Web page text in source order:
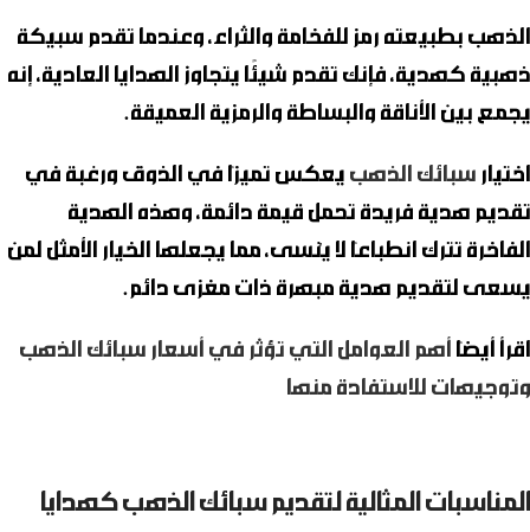
الذهب بطبيعته رمز للفخامة والثراء، وعندما تقدم سبيكة
ذهبية كهدية، فإنك تقدم شيئًا يتجاوز الهدايا العادية، إنه
يجمع بين الأناقة والبساطة والرمزية العميقة.
اختيار سبائك الذهب يعكس تميزًا في الذوق ورغبة في
تقديم هدية فريدة تحمل قيمة دائمة، وهذه الهدية
الفاخرة تترك انطباعًا لا يُنسى، مما يجعلها الخيار الأمثل لمن
يسعى لتقديم هدية مبهرة ذات مغزى دائم.
اقرأ أيضًا
أهم العوامل التي تؤثر في أسعار سبائك الذهب
وتوجيهات للاستفادة منها
المناسبات المثالية لتقديم سبائك الذهب كهدايا